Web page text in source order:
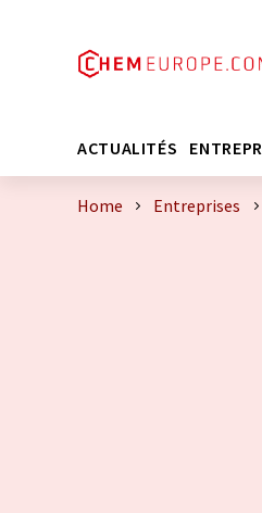
ACTUALITÉS
Home Entreprises